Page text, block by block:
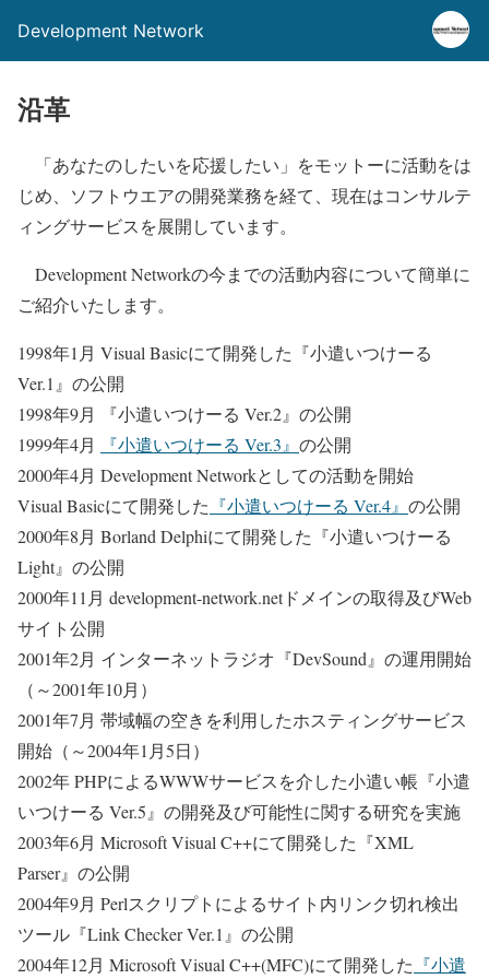
Development Network
沿革
「あなたのしたいを応援したい」をモットーに活動をは
じめ、ソフトウエアの開発業務を経て、現在はコンサルテ
ィングサービスを展開しています。
Development Networkの今までの活動内容について簡単に
ご紹介いたします。
1998年1月 Visual Basicにて開発した『小遣いつけーる
Ver.1』の公開
1998年9月 『小遣いつけーる Ver.2』の公開
1999年4月
『小遣いつけーる Ver.3』 の公開
2000年4月 Development Networkとしての活動を開始
Visual Basicにて開発した 『小遣いつけーる Ver.4』 の公開
2000年8月 Borland Delphiにて開発した『小遣いつけーる
Light』の公開
2000年11月 development-network.netドメインの取得及びWeb
サイト公開
2001年2月 インターネットラジオ『DevSound』の運用開始
（～2001年10月）
2001年7月 帯域幅の空きを利用したホスティングサービス
開始（～2004年1月5日）
2002年 PHPによるWWWサービスを介した小遣い帳『小遣
いつけーる Ver.5』の開発及び可能性に関する研究を実施
2003年6月 Microsoft Visual C++にて開発した『XML
Parser』の公開
2004年9月 Perlスクリプトによるサイト内リンク切れ検出
ツール『Link Checker Ver.1』の公開
2004年12月 Microsoft Visual C++(MFC)にて開発した 『小遣